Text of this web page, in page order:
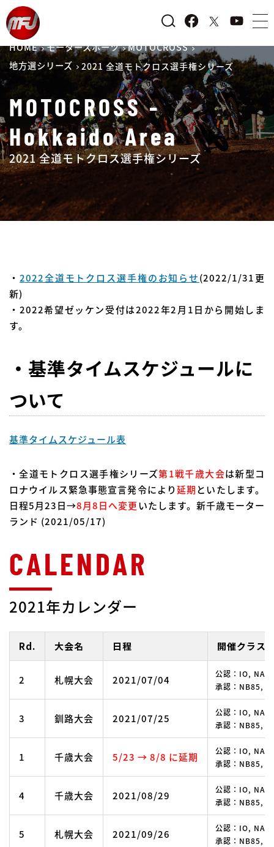
HOME モータースポーツ
MOTOCROSS
地方選シリーズ
2021 全道モトクロス選手権シリーズ
MOTOCROSS -
Hokkaido Area
2021 全道モトクロス選手権シリーズ
・ 2022全道モトクロス選手権のお知らせ(2022/1/31更
新)
・2022希望ゼッケン受付は2022年2月1日から開始しま
す。
・基準タイムスケジュールに
ついて
基準タイムスケジュール表
・全道モトクロス選手権シリーズ第1戦千歳大会は新型コ
ロナウイルス緊急事態宣言発令により延期といたします。
日程5月23日→8月8日へ変更いたします。新千歳モーター
ランド (2021/05/17)
2021年カレンダー
Rd. 大会名 日程 開催クラス
2 札幌大会 2021/07/04
公認：IO, NA,
承認：NB85,
3 釧路大会 2021/07/25
公認：IO, NA,
承認：NB85,
1 千歳大会 5/23 → 8/8 に延期
公認：IO, NA,
承認：NB85,
4 千歳大会 2021/08/29
公認：IO, NA,
承認：NB85,
5 札幌大会 2021/09/26
公認：IO, NA,
承認：NB85,